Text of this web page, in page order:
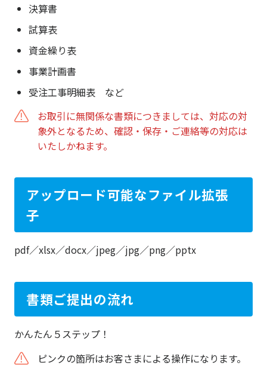
決算書
試算表
資金繰り表
事業計画書
受注工事明細表 など
お取引に無関係な書類につきましては、対応の対
象外となるため、確認・保存・ご連絡等の対応は
いたしかねます。
アップロード可能なファイル拡張
子
pdf／xlsx／docx／jpeg／jpg／png／pptx
書類ご提出の流れ
かんたん５ステップ！
ピンクの箇所はお客さまによる操作になります。